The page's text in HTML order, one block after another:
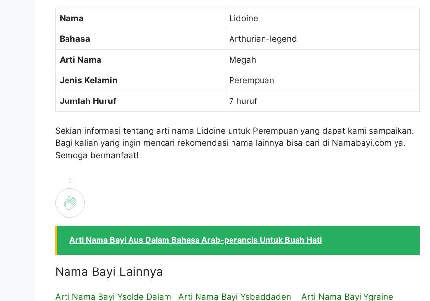
Nama Lidoine
Bahasa Arthurian-legend
Arti Nama Megah
Jenis Kelamin Perempuan
Jumlah Huruf 7 huruf
Sekian informasi tentang arti nama Lidoine untuk Perempuan yang dapat kami sampaikan.
Bagi kalian yang ingin mencari rekomendasi nama lainnya bisa cari di Namabayi.com ya.
Semoga bermanfaat!
0
Arti Nama Bayi Aus Dalam Bahasa Arab-perancis Untuk Buah Hati
Nama Bayi Lainnya
Arti Nama Bayi Ysolde Dalam Arti Nama Bayi Ysbaddaden Arti Nama Bayi Ygraine